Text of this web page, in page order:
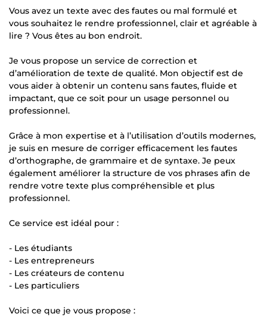
Vous avez un texte avec des fautes ou mal formulé et
vous souhaitez le rendre professionnel, clair et agréable à
lire ? Vous êtes au bon endroit.
Je vous propose un service de correction et
d’amélioration de texte de qualité. Mon objectif est de
vous aider à obtenir un contenu sans fautes, fluide et
impactant, que ce soit pour un usage personnel ou
professionnel.
Grâce à mon expertise et à l’utilisation d’outils modernes,
je suis en mesure de corriger efficacement les fautes
d’orthographe, de grammaire et de syntaxe. Je peux
également améliorer la structure de vos phrases afin de
rendre votre texte plus compréhensible et plus
professionnel.
Ce service est idéal pour :
- Les étudiants
- Les entrepreneurs
- Les créateurs de contenu
- Les particuliers
Voici ce que je vous propose :